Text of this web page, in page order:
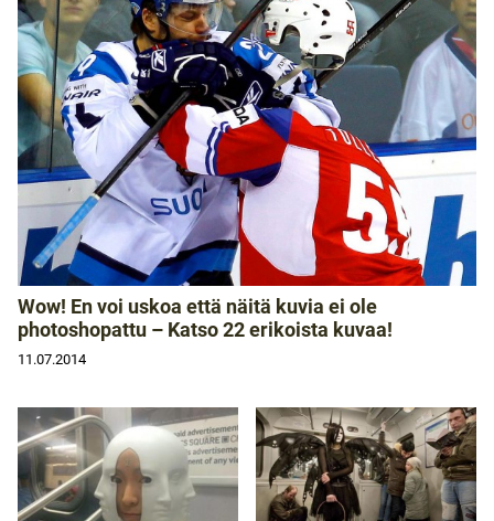
Wow! En voi uskoa että näitä kuvia ei ole
photoshopattu – Katso 22 erikoista kuvaa!
11.07.2014